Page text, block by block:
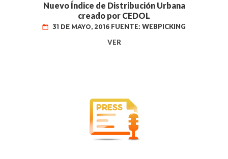
Nuevo Índice de Distribución Urbana
creado por CEDOL
31 DE MAYO, 2016 FUENTE: WEBPICKING
VER